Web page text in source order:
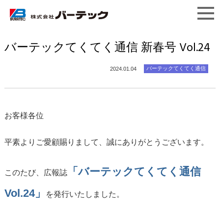
バーテックてくてく通信 新春号 Vol.24
2024.01.04 バーテックてくてく通信
お客様各位
平素よりご愛顧賜りまして、誠にありがとうございます。
このたび、広報誌「バーテックてくてく通信
Vol.24」
を発行いたしました。